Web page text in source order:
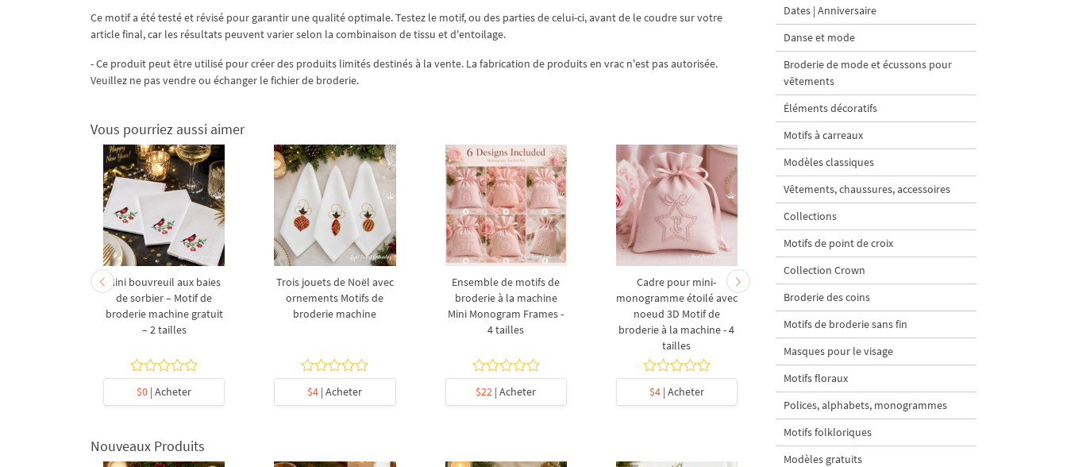
Ce motif a été testé et révisé pour garantir une qualité optimale. Testez le motif, ou des parties de celui-ci, avant de le coudre sur votre
article final, car les résultats peuvent varier selon la combinaison de tissu et d'entoilage.
- Ce produit peut être utilisé pour créer des produits limités destinés à la vente. La fabrication de produits en vrac n'est pas autorisée.
Veuillez ne pas vendre ou échanger le fichier de broderie.
Vous pourriez aussi aimer
Mini bouvreuil aux baies
de sorbier – Motif de
broderie machine gratuit
– 2 tailles
$0 | Acheter
Trois jouets de Noël avec
ornements Motifs de
broderie machine
$4 | Acheter
Ensemble de motifs de
broderie à la machine
Mini Monogram Frames -
4 tailles
$22 | Acheter
Cadre pour mini-
monogramme étoilé avec
noeud 3D Motif de
broderie à la machine - 4
tailles
$4| Acheter
Cadre monogramme
ovale avec noeud 3D
Motif de broderie
machine - 4 размера
$4| Acheter
Monogramme rond
Nouveaux Produits
Dates | Anniversaire
Danse et mode
Broderie de mode et écussons pour
vêtements
Éléments décoratifs
Motifs à carreaux
Modèles classiques
Vêtements, chaussures, accessoires
Collections
Motifs de point de croix
Collection Crown
Broderie des coins
Motifs de broderie sans fin
Masques pour le visage
Motifs floraux
Polices, alphabets, monogrammes
Motifs folkloriques
Modèles gratuits